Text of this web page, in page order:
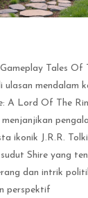
Tales Of
ulasan mendalam
A Lord Of The
ikonik J.R.R.
Shire yang
dan intrik
perspektif